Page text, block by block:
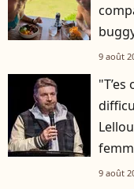
9 août
9 août